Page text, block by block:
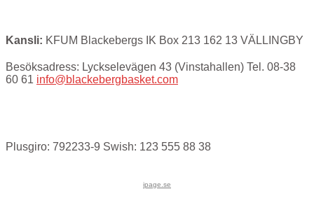
Kansli: KFUM Blackebergs IK Box 213 162 13 VÄLLINGBY
Besöksadress: Lyckselevägen 43 (Vinstahallen) Tel. 08-38
60 61 info@blackebergbasket.com
Plusgiro: 792233-9 Swish: 123 555 88 38
ipage.se